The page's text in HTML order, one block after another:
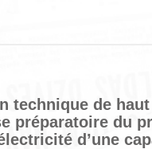
technique de
préparatoire du
d’une